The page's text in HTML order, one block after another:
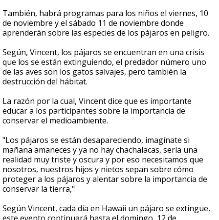
También, habrá programas para los niños el viernes, 10
de noviembre y el sábado 11 de noviembre donde
aprenderán sobre las especies de los pájaros en peligro.
Según, Vincent, los pájaros se encuentran en una crisis
que los se están extinguiendo, el predador número uno
de las aves son los gatos salvajes, pero también la
destrucción del hábitat.
La razón por la cual, Vincent dice que es importante
educar a los participantes sobre la importancia de
conservar el medioambiente.
"Los pájaros se están desapareciendo, imagínate si
mañana amaneces y ya no hay chachalacas, sería una
realidad muy triste y oscura y por eso necesitamos que
nosotros, nuestros hijos y nietos sepan sobre cómo
proteger a los pájaros y alentar sobre la importancia de
conservar la tierra,"
Según Vincent, cada día en Hawaii un pájaro se extingue,